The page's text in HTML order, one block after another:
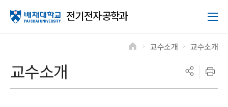
전기전자공학과
교수소개
교수소개 교수소개